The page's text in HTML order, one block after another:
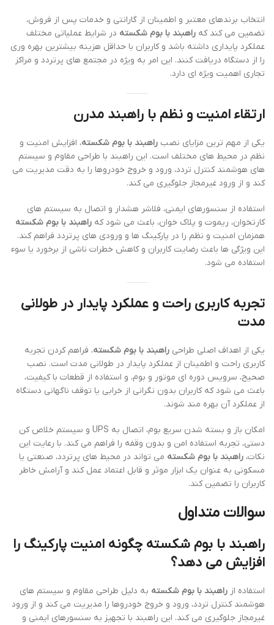
انتخاب برندهای معتبر و اطمینان از گارانتی و خدمات پس از فروش،
تضمین می کند که راهبند با بوم شکسته در شرایط عملیاتی مختلف
عملکرد پایداری داشته باشد و کاربران با حداقل هزینه بیشترین بهره وری
را از دستگاه دریافت کنند. این امر به ویژه در مجتمع های پرتردد و مراکز
تجاری اهمیت ویژه ای دارد.
ارتقاء امنیت و نظم با راهبند مدرن
یکی از مهم ترین مزایای نصب راهبند با بوم شکسته، افزایش امنیت و
نظم در محیط های مختلف است. این راهبند با طراحی مقاوم و سیستم
های هوشمند کنترل تردد، ورود و خروج خودروها را به دقت مدیریت می
کند و از ورود غیرمجاز جلوگیری می کند.
استفاده از سنسورهای ایمنی، فلاشر هشدار و اتصال به سیستم های
کارتخوان، ریموت و پلاک خوان، باعث می شود که راهبند با بوم شکسته
همزمان امنیت و نظم را در پارکینگ ها و ورودی های پرتردد فراهم کند.
این ویژگی ها باعث رضایت کاربران و کاهش خطرات ناشی از برخورد یا سوء
استفاده می شود.
تجربه کاربری راحت و عملکرد پایدار در طولانی
مدت
یکی از اهداف اصلی طراحی راهبند با بوم شکسته، فراهم کردن تجربه
کاربری راحت و اطمینان از عملکرد پایدار در طولانی مدت است. نصب
صحیح، سرویس دوره ای موتور و بوم، و استفاده از قطعات با کیفیت،
باعث می شود که کاربران بدون نگرانی از خرابی یا توقف ناگهانی دستگاه
از عملکرد آن بهره مند شوند.
امکان باز و بسته شدن سریع بوم، اتصال به UPS و سیستم خلاص کن
دستی، تجربه استفاده امن و بدون وقفه را فراهم می کند. با رعایت این
نکات، راهبند با بوم شکسته می تواند در محیط های پرتردد، صنعتی یا
مسکونی به عنوان یک ابزار موثر و قابل اعتماد عمل کند و آرامش خاطر
کاربران را تضمین کند.
سوالات متداول
راهبند با بوم شکسته چگونه امنیت پارکینگ را
افزایش می دهد؟
استفاده از راهبند با بوم شکسته به دلیل طراحی مقاوم و سیستم های
هوشمند کنترل تردد، ورود و خروج خودروها را مدیریت می کند و از ورود
غیرمجاز جلوگیری می کند. این راهبند با تجهیز به سنسورهای ایمنی و